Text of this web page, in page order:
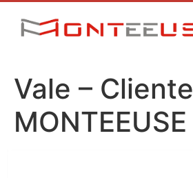
Vale – Cliente
MONTEEUSE